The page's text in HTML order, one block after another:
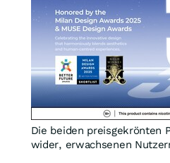
Die beiden preisgekrönten
wider, erwachsenen